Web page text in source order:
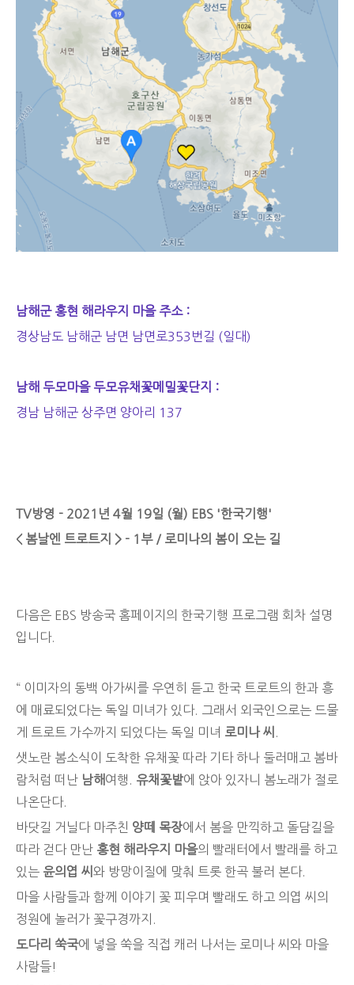
남해군 홍현 해라우지 마을 주소 :
경상남도 남해군 남면 남면로353번길 (일대)
남해 두모마을 두모유채꽃메밀꽃단지 :
경남 남해군 상주면 양아리 137
TV방영 - 2021년 4월 19일 (월) EBS '한국기행'
< 봄날엔 트로트지 > - 1부 / 로미나의 봄이 오는 길
다음은 EBS 방송국 홈페이지의 한국기행 프로그램 회차 설명
입니다.
“ 이미자의 동백 아가씨를 우연히 듣고 한국 트로트의 한과 흥
에 매료되었다는 독일 미녀가 있다. 그래서 외국인으로는 드물
게 트로트 가수까지 되었다는 독일 미녀 로미나 씨
샛노란 봄소식이 도착한 유채꽃 따라 기타 하나 둘러매고 봄바
람처럼 떠난 남해여행. 유채꽃밭에 앉아 있자니 봄노래가 절로
나온단다.
바닷길 거닐다 마주친 양떼 목장에서 봄을 만끽하고 돌담길을
따라 걷다 만난 홍현 해라우지 마을의 빨래터에서 빨래를 하고
있는 윤의엽 씨 와 방망이질에 맞춰 트롯 한곡 불러 본다.
마을 사람들과 함께 이야기 꽃 피우며 빨래도 하고 의엽 씨의
정원에 놀러가 꽃구경까지.
도다리 쑥국에 넣을 쑥을 직접 캐러 나서는 로미나 씨와 마을
사람들!